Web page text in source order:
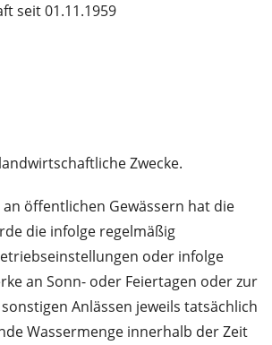
seit 01.11.1959
Zwecke.
an öffentlichen Gewässern hat die
die infolge regelmäßig
oder infolge
an Sonn- oder Feiertagen oder zur
Anlässen jeweils tatsächlich
Wassermenge innerhalb der Zeit